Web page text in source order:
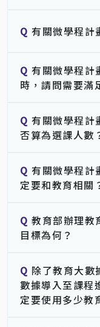
Q 有關微學程計
Q 有關微學程計
時，請問需要滿
Q 有關微學程計
否算為選課人數
Q 有關微學程計
定要和教育相關
Q 教育部辦理教
目標為何？
Q 除了教育大數
數據導入至課程
定要使用多少教